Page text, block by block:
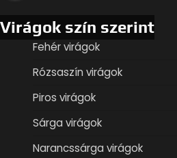
Virágok szín szerint
Fehér virágok
Rózsaszín virágok
Piros virágok
Sárga virágok
Narancssárga virágok